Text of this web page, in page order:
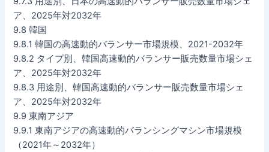
ア、2025年対2032年
9.8 韓国
9.8.1 韓国の高速動的バランサー市場規模、2021-2032年
9.8.2 タイプ別、韓国高速動的バランサー販売数量市場シェ
ア、2025年対2032年
9.8.3 用途別、韓国高速動的バランサー販売数量市場シェ
ア、2025年対2032年
9.9 東南アジア
9.9.1 東南アジアの高速動的バランシングマシン市場規模
（2021年～2032年）